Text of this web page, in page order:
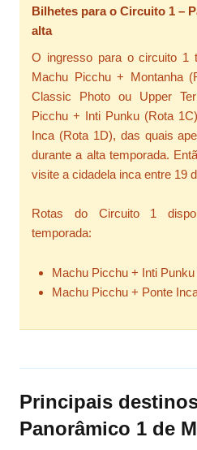
Bilhetes para o Circuito 1 –
alta
O ingresso para o circuito 1
Machu Picchu + Montanha
Classic Photo ou Upper
Picchu + Inti Punku (Rota
Inca (Rota 1D), das quais
durante a alta temporada.
visite a cidadela inca entre 19
Rotas do Circuito 1
temporada:
Machu Picchu + Inti
Machu Picchu + Ponte
Principais
Panorâmico 1 de